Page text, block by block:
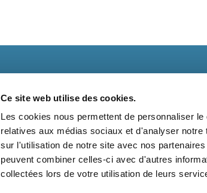
Ce site web utilise des cookies.
Les cookies nous permettent de personnaliser
relatives aux médias sociaux et d'analyser
sur l'utilisation de notre site avec nos
peuvent combiner celles-ci avec d'autres
collectées lors de votre utilisation de leurs
Abonnements Contact Kit média Nos
Suivez-nous